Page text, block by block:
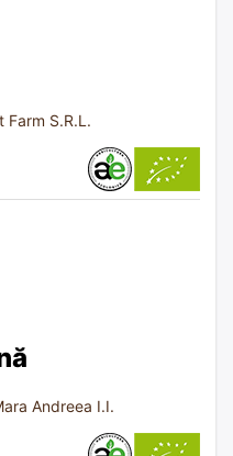
Farm S.R.L.
Andreea I.I.